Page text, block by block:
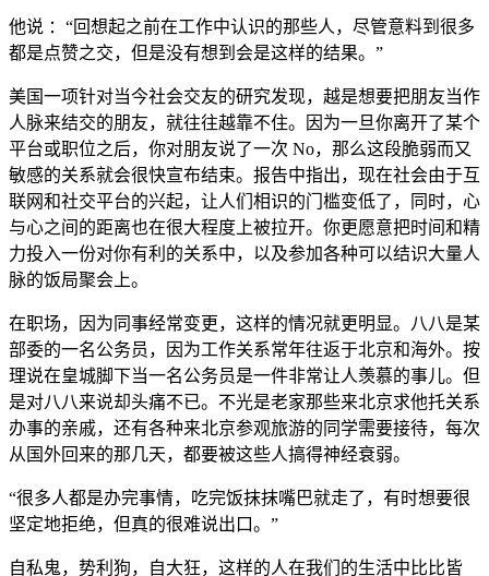
他说 ：“回想起之前在工作中认识的那些人，尽管意料到很多
都是点赞之交，但是没有想到会是这样的结果。”
美国一项针对当今社会交友的研究发现，越是想要把朋友当作
人脉来结交的朋友，就往往越靠不住。因为一旦你离开了某个
平台或职位之后，你对朋友说了一次 No，那么这段脆弱而又
敏感的关系就会很快宣布结束。报告中指出，现在社会由于互
联网和社交平台的兴起，让人们相识的门槛变低了，同时，心
与心之间的距离也在很大程度上被拉开。你更愿意把时间和精
力投入一份对你有利的关系中，以及参加各种可以结识大量人
脉的饭局聚会上。
在职场，因为同事经常变更，这样的情况就更明显。八八是某
部委的一名公务员，因为工作关系常年往返于北京和海外。按
理说在皇城脚下当一名公务员是一件非常让人羡慕的事儿。但
是对八八来说却头痛不已。不光是老家那些来北京求他托关系
办事的亲戚，还有各种来北京参观旅游的同学需要接待，每次
从国外回来的那几天，都要被这些人搞得神经衰弱。
“很多人都是办完事情，吃完饭抹抹嘴巴就走了，有时想要很
坚定地拒绝，但真的很难说出口。”
自私鬼，势利狗，自大狂，这样的人在我们的生活中比比皆